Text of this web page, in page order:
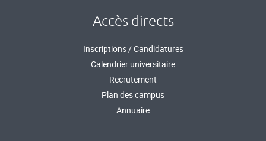
Accès directs
Inscriptions / Candidatures
Calendrier universitaire
Recrutement
Plan des campus
Annuaire